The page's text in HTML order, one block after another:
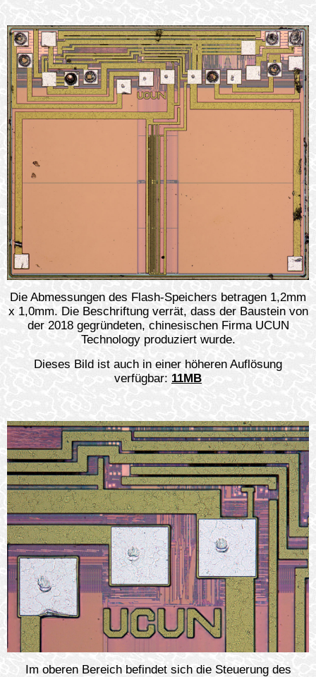
Die Abmessungen des Flash-Speichers betragen 1,2mm
x 1,0mm. Die Beschriftung verrät, dass der Baustein von
der 2018 gegründeten, chinesischen Firma UCUN
Technology produziert wurde.
Dieses Bild ist auch in einer höheren Auflösung
verfügbar: 11MB
Im oberen Bereich befindet sich die Steuerung des